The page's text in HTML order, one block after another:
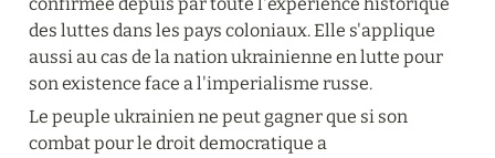
confirmee depuis par toute l'experience historique
des luttes dans les pays coloniaux. Elle s'applique
aussi au cas de la nation ukrainienne en lutte pour
son existence face a l'imperialisme russe.
Le peuple ukrainien ne peut gagner que si son
combat pour le droit democratique a